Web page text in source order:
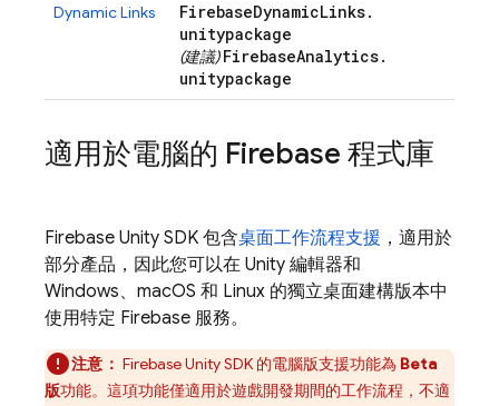
Dynamic Links
FirebaseDynamicLinks.
unitypackage
(建議) FirebaseAnalytics.
unitypackage
適用於電腦的 Firebase 程式庫
Firebase Unity SDK 包含桌面工作流程支援 ，適用於
部分產品，因此您可以在 Unity 編輯器和
Windows、macOS 和 Linux 的獨立桌面建構版本中
使用特定 Firebase 服務。
注意： FirebaseUnitySDK 的電腦版支援功能為 Beta
版功能。這項功能僅適用於遊戲開發期間的工作流程，不適